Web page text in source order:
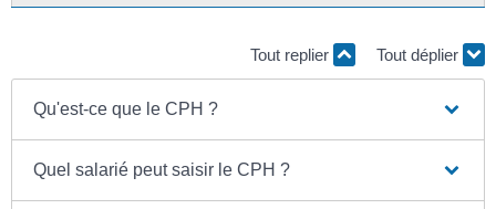
Tout replier Tout déplier
Qu'est-ce que le CPH ?
Quel salarié peut saisir le CPH ?